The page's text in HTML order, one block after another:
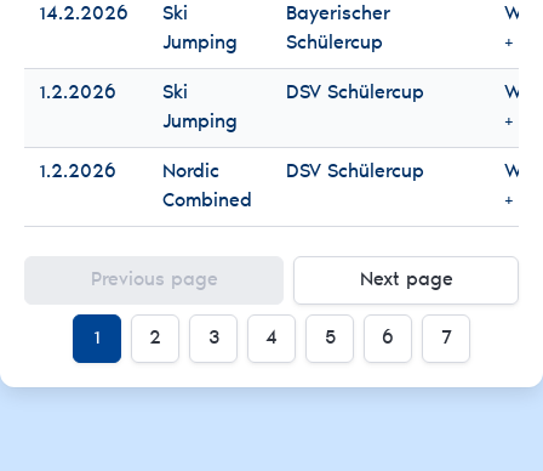
14.2.2026
Ski
Jumping
Bayerischer
Schülercup
+
1.2.2026
Ski
Jumping
DSV Schülercup
+
1.2.2026
Nordic
Combined
DSV Schülercup
+
Previous page Next page
1 2 3 4 5 6 7